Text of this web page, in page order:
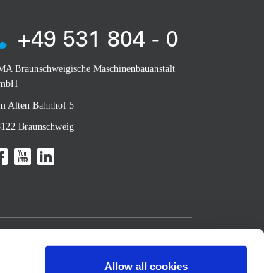
Allow all cookies
+49 531 804 - 0
Braunschweigische Maschinenbauanstalt
Alten Bahnhof 5
Braunschweig